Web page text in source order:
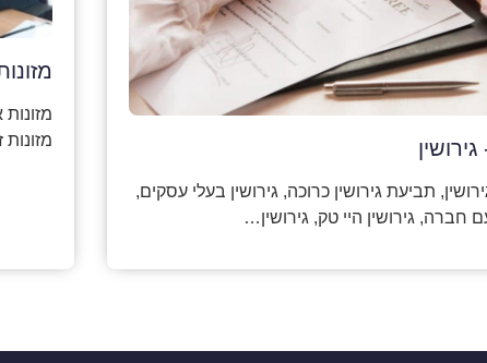
תביעת גירושין כרוכה, גירושין בעלי עסקים,
חברה, גירושין היי טק, גירושין…